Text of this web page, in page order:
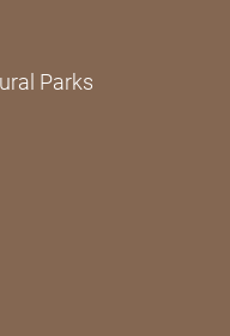
Parks
Facebook profile
YouTube profile
Romagna Twitter
Romagna